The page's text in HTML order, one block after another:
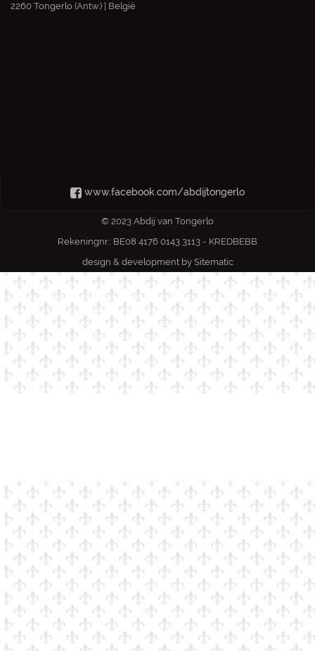
2260 Tongerlo (Antw.) | België
www.facebook.com/abdijtongerlo
© 2023 Abdij van Tongerlo
Rekeningnr.: BE08 4176 0143 3113 - KREDBEBB
design & development by Sitematic